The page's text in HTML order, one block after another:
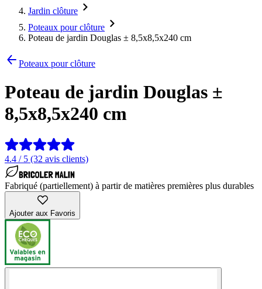
Jardin clôture
Poteaux pour clôture
Poteau de jardin Douglas ± 8,5x8,5x240 cm
Poteaux pour clôture
Poteau de jardin Douglas ±
8,5x8,5x240 cm
4.4 / 5 (32 avis clients)
Fabriqué (partiellement) à partir de matières premières plus durables
Ajouter aux Favoris